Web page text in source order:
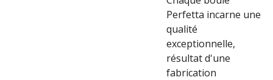
Perfetta incarne une
qualité
exceptionnelle,
résultat d'une
fabrication